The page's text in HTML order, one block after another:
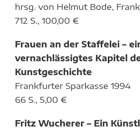
hrsg. von Helmut Bode,
712 S., 100,00 €
Frauen an der Staffelei –
vernachlässigtes Kapitel
Kunstgeschichte
Frankfurter Sparkasse 1994
66 S., 5,00 €
Fritz Wucherer – Ein